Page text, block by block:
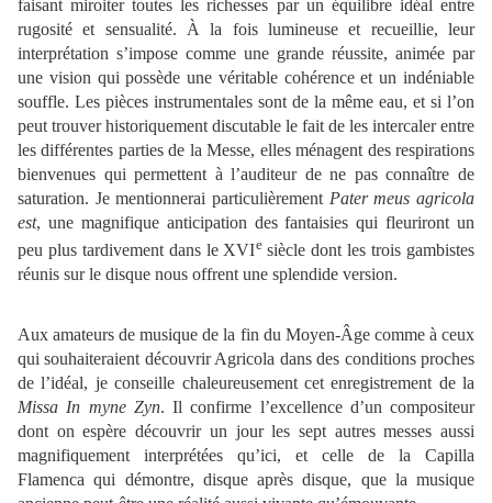
faisant miroiter toutes les richesses par un équilibre idéal entre
rugosité et sensualité. À la fois lumineuse et recueillie, leur
interprétation s’impose comme une grande réussite, animée par
une vision qui possède une véritable cohérence et un indéniable
souffle. Les pièces instrumentales sont de la même eau, et si l’on
peut trouver historiquement discutable le fait de les intercaler entre
les différentes parties de la Messe, elles ménagent des respirations
bienvenues qui permettent à l’auditeur de ne pas connaître de
saturation. Je mentionnerai particulièrement Pater meus agricola
est, une magnifique anticipation des fantaisies qui fleuriront un
peu plus tardivement dans le XVIesiècle dont les trois gambistes
réunis sur le disque nous offrent une splendide version.
Aux amateurs de musique de la fin du Moyen-Âge comme à ceux
qui souhaiteraient découvrir Agricola dans des conditions proches
de l’idéal, je conseille chaleureusement cet enregistrement de la
Missa In myne Zyn. Il confirme l’excellence d’un compositeur
dont on espère découvrir un jour les sept autres messes aussi
magnifiquement interprétées qu’ici, et celle de la Capilla
Flamenca qui démontre, disque après disque, que la musique